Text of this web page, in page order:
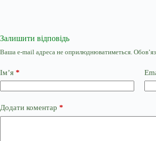
Залишити відповідь
Ваша e-mail адреса не оприлюднюватиметься.
Ім’я *
Додати коментар *